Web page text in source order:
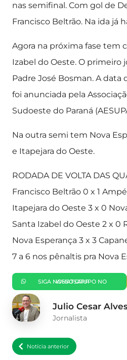
nas semifinal. Com gol de
Francisco Beltrão. Na ida já
Agora na próxima fase tem
Izabel do Oeste. O primeiro
Padre José Bosman. A data
foi anunciada pela
Sudoeste do Paraná
Na outra semi tem Nova
e Itapejara do Oeste.
RODADA DE VOLTA DAS
Francisco Beltrão 0 x 1
Itapejara do Oeste 3 x 0
Santa Izabel do Oeste 2 x 0
Nova Esperança 3 x 3
7 a 6 nos pênaltis pra Nova
SIGA NOSSO GRUPO NO WHATSAPP
Julio Cesar
Jornalista
Notícia anterior